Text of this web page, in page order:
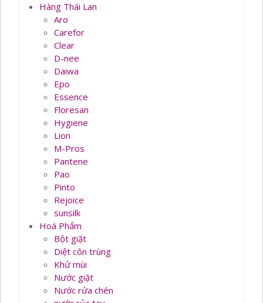
Hàng Thái Lan
Aro
Carefor
Clear
D-nee
Daiwa
Epo
Essence
Floresan
Hygiene
Lion
M-Pros
Pantene
Pao
Pinto
Rejoice
sunsilk
Hoá Phẩm
Bột giặt
Diệt côn trùng
Khử mùi
Nước giặt
Nước rửa chén